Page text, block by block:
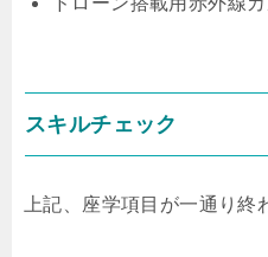
スキルチェック
上記、座学項目が一通り終